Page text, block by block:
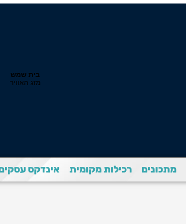
מתכונים רכילות מקומית אינדקס